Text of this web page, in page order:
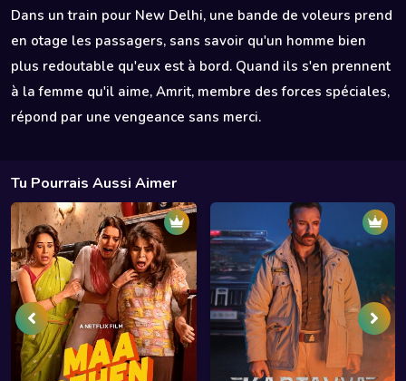
Dans un train pour New Delhi, une bande de voleurs prend
en otage les passagers, sans savoir qu'un homme bien
plus redoutable qu'eux est à bord. Quand ils s'en prennent
à la femme qu'il aime, Amrit, membre des forces spéciales,
répond par une vengeance sans merci.
Tu Pourrais Aussi Aimer